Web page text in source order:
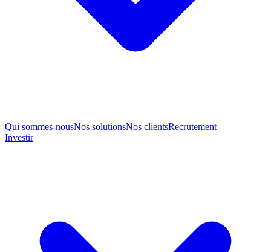
Qui sommes-nousNos solutionsNos clientsRecrutement
Investir